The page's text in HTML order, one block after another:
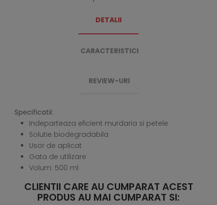
DETALII
CARACTERISTICI
REVIEW-URI
Specificatii:
Indeparteaza eficient murdaria si petele
Solutie biodegradabila
Usor de aplicat
Gata de utilizare
Volum: 500 ml
CLIENTII CARE AU CUMPARAT ACEST
PRODUS AU MAI CUMPARAT SI: